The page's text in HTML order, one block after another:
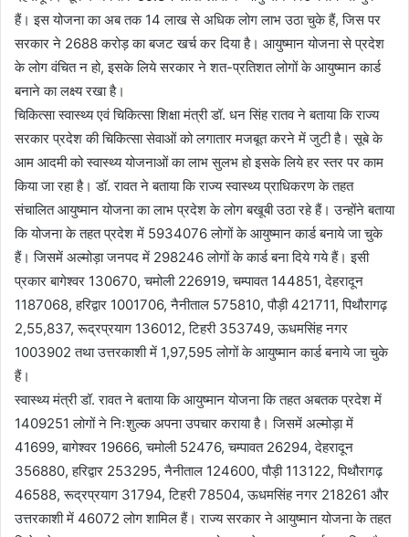
हैं। इस योजना का अब तक 14 लाख से अधिक लोग लाभ उठा चुके हैं, जिस पर
सरकार ने 2688 करोड़ का बजट खर्च कर दिया है। आयुष्मान योजना से प्रदेश
के लोग वंचित न हो, इसके लिये सरकार ने शत-प्रतिशत लोगों के आयुष्मान कार्ड
बनाने का लक्ष्य रखा है।
चिकित्सा स्वास्थ्य एवं चिकित्सा शिक्षा मंत्री डॉ. धन सिंह रातव ने बताया कि राज्य
सरकार प्रदेश की चिकित्सा सेवाओं को लगातार मजबूत करने में जुटी है। सूबे के
आम आदमी को स्वास्थ्य योजनाओं का लाभ सुलभ हो इसके लिये हर स्तर पर काम
किया जा रहा है। डॉ. रावत ने बताया कि राज्य स्वास्थ्य प्राधिकरण के तहत
संचालित आयुष्मान योजना का लाभ प्रदेश के लोग बखूबी उठा रहे हैं। उन्होंने बताया
कि योजना के तहत प्रदेश में 5934076 लोगों के आयुष्मान कार्ड बनाये जा चुके
हैं। जिसमें अल्मोड़ा जनपद में 298246 लोगों के कार्ड बना दिये गये हैं। इसी
प्रकार बागेश्वर 130670, चमोली 226919, चम्पावत 144851, देहरादून
1187068, हरिद्वार 1001706, नैनीताल 575810, पौड़ी 421711, पिथौरागढ़
2,55,837, रूद्रप्रयाग 136012, टिहरी 353749, ऊधमसिंह नगर
1003902 तथा उत्तरकाशी में 1,97,595 लोगों के आयुष्मान कार्ड बनाये जा चुके
हैं।
स्वास्थ्य मंत्री डॉ. रावत ने बताया कि आयुष्मान योजना कि तहत अबतक प्रदेश में
1409251 लोगों ने निःशुल्क अपना उपचार कराया है। जिसमें अल्मोड़ा में
41699, बागेश्वर 19666, चमोली 52476, चम्पावत 26294, देहरादून
356880, हरिद्वार 253295, नैनीताल 124600, पौड़ी 113122, पिथौरागढ़
46588, रूद्रप्रयाग 31794, टिहरी 78504, ऊधमसिंह नगर 218261 और
उत्तरकाशी में 46072 लोग शामिल हैं। राज्य सरकार ने आयुष्मान योजना के तहत